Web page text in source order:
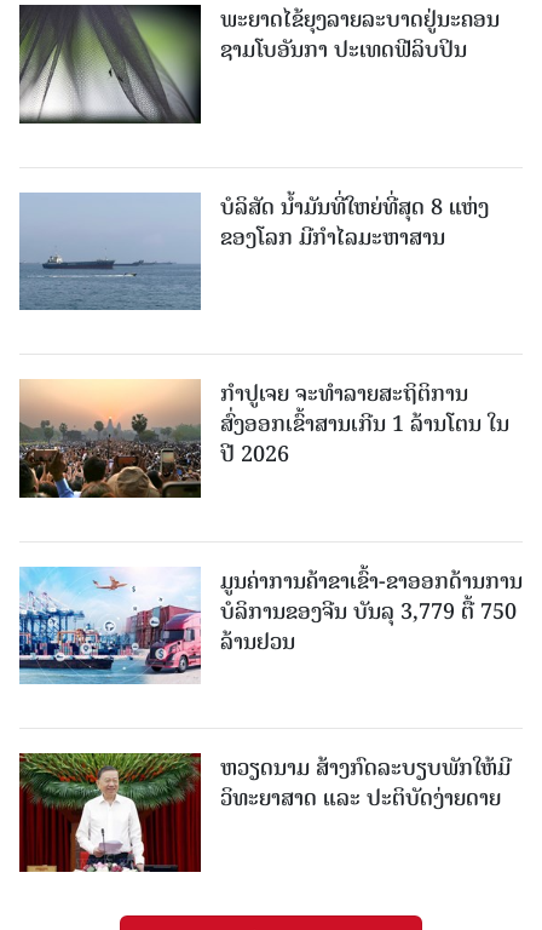
ພະຍາດໄຂ້ຍຸງລາຍລະບາດຢູ່ນະຄອນ
ຊາມໂບ​ອັນກາ ປະເທດຟີລິບປິນ
ບໍລິສັດ ນ້ຳມັນທີ່ໃຫຍ່ທີ່ສຸດ 8 ແຫ່ງ
ຂອງໂລກ ມີກຳໄລມະຫາສານ
ກຳປູເຈຍ ຈະທຳລາຍສະຖິຕິການ
ສົ່ງອອກເຂົ້າສານເກີນ 1 ລ້ານໂຕນ ໃນ
ປີ 2026
ມູນຄ່າການຄ້າຂາເຂົ້າ-ຂາອອກດ້ານການ
ບໍລິການຂອງຈີນ ບັນລຸ 3,779 ຕື້ 750
ລ້ານຢວນ
ຫວຽດນາມ ສ້າງກົດລະບຽບພັກໃຫ້ມີ
ວິທະຍາສາດ ແລະ ປະຕິບັດງ່າຍດາຍ